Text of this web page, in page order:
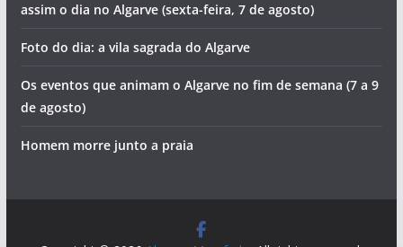
assim o dia no Algarve (sexta-feira, 7 de agosto)
Foto do dia: a vila sagrada do Algarve
Os eventos que animam o Algarve no fim de semana (7 a 9
de agosto)
Homem morre junto a praia